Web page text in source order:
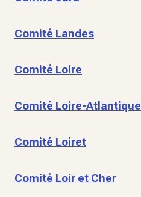
Comité Landes
Comité Loire
Comité Loire-Atlantique
Comité Loiret
Comité Loir et Cher